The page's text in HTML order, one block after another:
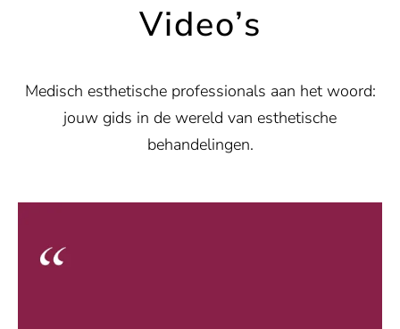
Video’s
Medisch esthetische professionals aan het woord:
jouw gids in de wereld van esthetische
behandelingen.